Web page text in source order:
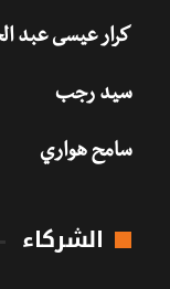
كرار عيسى عبد
سيد رجب
سامح هواري
الشركاء